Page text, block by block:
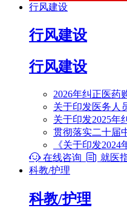
行风建设
行风建设
行风建设
2026年纠正医药
关于印发医务人
关于印发2025年
贯彻落实二十届
《关于印发
在线咨询  就医
科教/护理
科教/护理